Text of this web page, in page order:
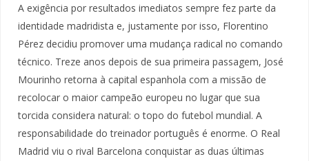
A exigência por resultados imediatos sempre fez parte da
identidade madridista e, justamente por isso, Florentino
Pérez decidiu promover uma mudança radical no comando
técnico. Treze anos depois de sua primeira passagem, José
Mourinho retorna à capital espanhola com a missão de
recolocar o maior campeão europeu no lugar que sua
torcida considera natural: o topo do futebol mundial. A
responsabilidade do treinador português é enorme. O Real
Madrid viu o rival Barcelona conquistar as duas últimas